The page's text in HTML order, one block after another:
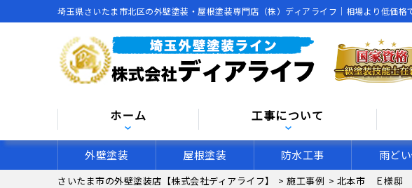
埼玉県さいたま市北区の外壁塗装・屋根塗装専門店（株）ディアライフ｜相場より低価
ホーム 工事について
外壁塗装 屋根塗装 防水工事 雨ど
さいたま市の外壁塗装店【株式会社ディアライフ】 > 施工事例 > 北本市 Ｅ様邸